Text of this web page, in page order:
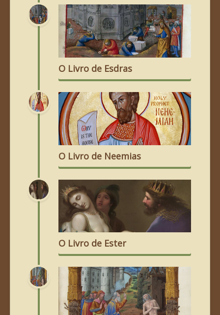
O Livro de Esdras
O Livro de Neemias
O Livro de Ester